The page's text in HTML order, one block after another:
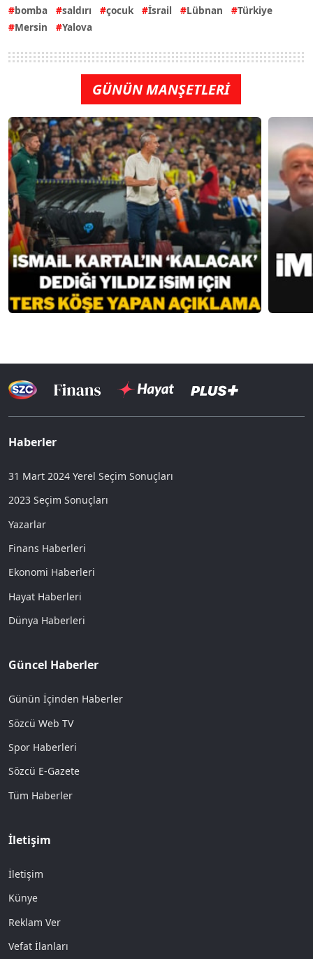
bomba saldırı çocuk İsrail Lübnan
Türkiye
Mersin
Yalova
GÜNÜN MANŞETLERİ
Haberler
31 Mart 2024 Yerel Seçim Sonuçları
2023 Seçim Sonuçları
Yazarlar
Finans Haberleri
Ekonomi Haberleri
Hayat Haberleri
Dünya Haberleri
Güncel Haberler
Günün İçinden Haberler
Sözcü Web TV
Spor Haberleri
Sözcü E-Gazete
Tüm Haberler
İletişim
İletişim
Künye
Reklam Ver
Vefat İlanları